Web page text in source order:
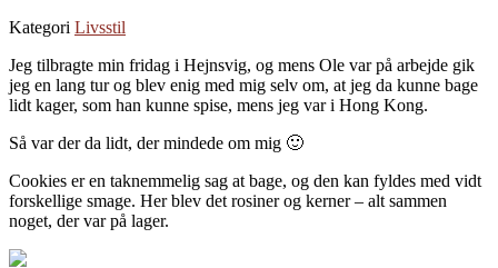
Kategori Livsstil
Jeg tilbragte min fridag i Hejnsvig, og mens Ole var på arbejde gik
jeg en lang tur og blev enig med mig selv om, at jeg da kunne bage
lidt kager, som han kunne spise, mens jeg var i Hong Kong.
Så var der da lidt, der mindede om mig 🙂
Cookies er en taknemmelig sag at bage, og den kan fyldes med vidt
forskellige smage. Her blev det rosiner og kerner – alt sammen
noget, der var på lager.